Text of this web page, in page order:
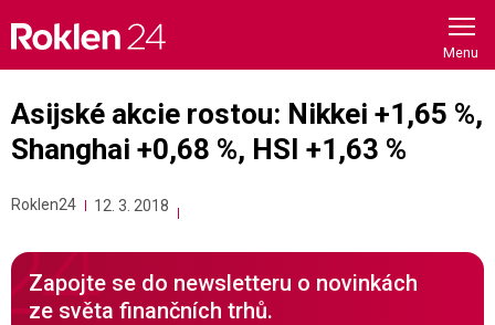
content
Asijské akcie rostou: Nikkei +1,65 %,
Shanghai +0,68 %, HSI +1,63 %
Roklen24 12. 3. 2018
Zapojte se do newsletteru o novinkách
ze světa finančních trhů.